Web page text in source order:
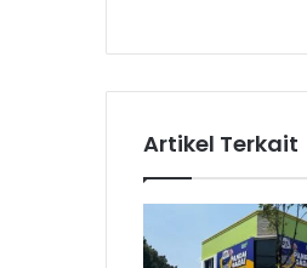
s
m
i
t
e
Artikel Terkait